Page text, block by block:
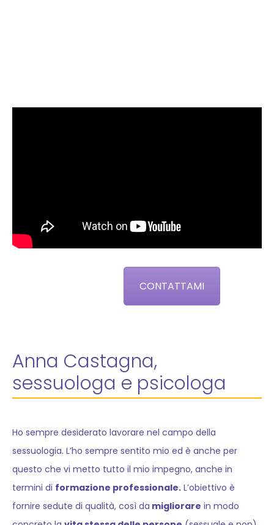
CONTATTAMI
Anna Castagna,
sessuologa e psicologa
Ho sempre desiderato lavorare nel campo della
sessuologia. L’ho sempre sentito mio ed è anche per
questo che vi metto tutto il mio impegno, anche in
termini di formazione professionale. L’obiettivo è
fornire sedute di qualità, così da migliorare in modo